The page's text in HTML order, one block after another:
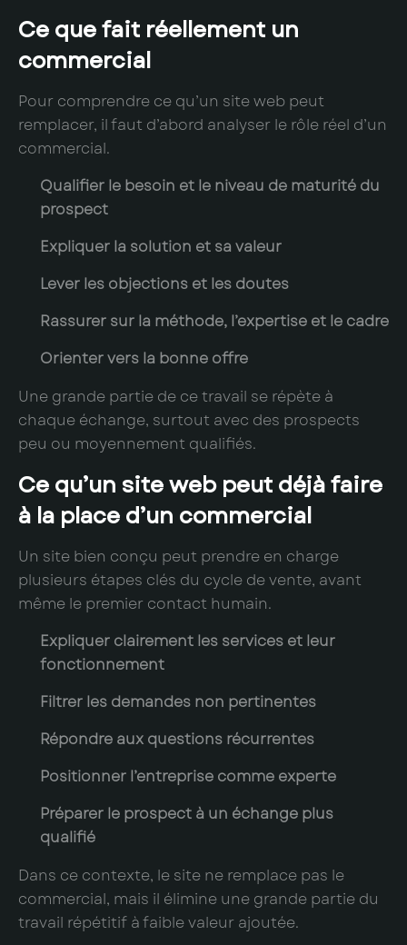
Ce que fait réellement un
commercial
Pour comprendre ce qu’un site web peut
remplacer, il faut d’abord analyser le rôle réel d’un
commercial.
Qualifier le besoin et le niveau de maturité du
prospect
Expliquer la solution et sa valeur
Lever les objections et les doutes
Rassurer sur la méthode, l’expertise et le cadre
Orienter vers la bonne offre
Une grande partie de ce travail se répète à
chaque échange, surtout avec des prospects
peu ou moyennement qualifiés.
Ce qu’un site web peut déjà faire
à la place d’un commercial
Un site bien conçu peut prendre en charge
plusieurs étapes clés du cycle de vente, avant
même le premier contact humain.
Expliquer clairement les services et leur
fonctionnement
Filtrer les demandes non pertinentes
Répondre aux questions récurrentes
Positionner l’entreprise comme experte
Préparer le prospect à un échange plus
qualifié
Dans ce contexte, le site ne remplace pas le
commercial, mais il élimine une grande partie du
travail répétitif à faible valeur ajoutée.